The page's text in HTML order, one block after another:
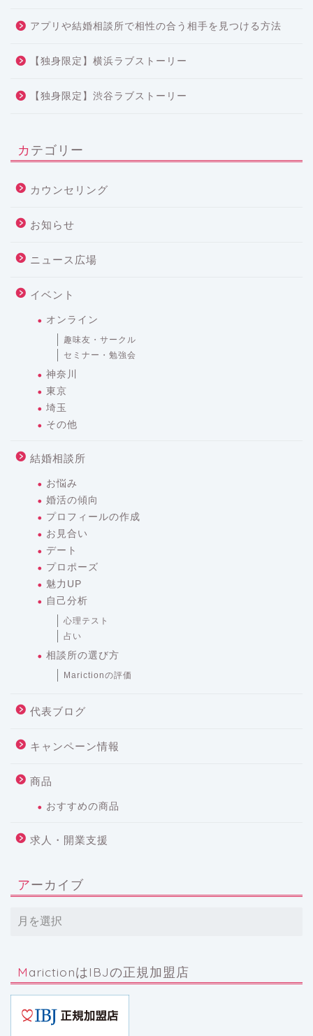
アプリや結婚相談所で相性の合う相手を見つける方法
【独身限定】横浜ラブストーリー
【独身限定】渋谷ラブストーリー
カテゴリー
カウンセリング
お知らせ
ニュース広場
イベント
オンライン
趣味友・サークル
セミナー・勉強会
神奈川
東京
埼玉
その他
結婚相談所
お悩み
婚活の傾向
プロフィールの作成
お見合い
デート
プロポーズ
魅力UP
自己分析
心理テスト
占い
相談所の選び方
Marictionの評価
代表ブログ
キャンペーン情報
商品
おすすめの商品
求人・開業支援
アーカイブ
MarictionはIBJの正規加盟店